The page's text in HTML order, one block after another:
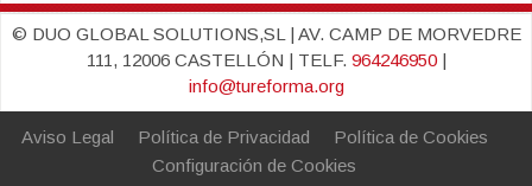
© DUO GLOBAL SOLUTIONS,SL | AV. CAMP DE MORVEDRE
111, 12006 CASTELLÓN | TELF. 964246950|
info@tureforma.org
Aviso Legal Política de Privacidad
Política de Cookies
Configuración de Cookies